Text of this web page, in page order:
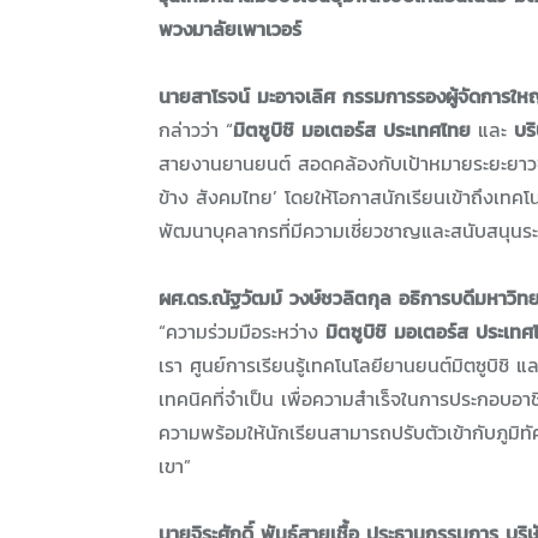
พวงมาลัยเพาเวอร์
นายสาโรจน์ มะอาจเลิศ กรรมการรองผู้จัดการ
กล่าวว่า “มิตซูบิชิ มอเตอร์ส ประเทศไทยและ บ
สายงานยานยนต์ สอดคล้องกับเป้าหมายระยะยา
ข้าง สังคมไทย’ โดยให้โอกาสนักเรียนเข้าถึงเท
พัฒนาบุคลากรที่มีความเชี่ยวชาญและสนับสนุนร
ผศ.ดร.ณัฐวัฒม์ วงษ์ชวลิตกุล อธิการบดีมหาวิ
“ความร่วมมือระหว่าง มิตซูบิชิ มอเตอร์ส ประเทศ
เรา ศูนย์การเรียนรู้เทคโนโลยียานยนต์มิตซูบิชิ แ
เทคนิคที่จำเป็น เพื่อความสำเร็จในการประกอ
ความพร้อมให้นักเรียนสามารถปรับตัวเข้ากับภู
เขา”